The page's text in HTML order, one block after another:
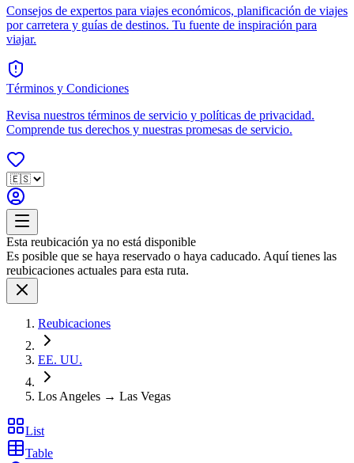
Consejos de expertos para viajes económicos, planificación de viajes
por carretera y guías de destinos. Tu fuente de inspiración para
viajar.
Términos y Condiciones
Revisa nuestros términos de servicio y políticas de privacidad.
Comprende tus derechos y nuestras promesas de servicio.
Esta reubicación ya no está disponible
Es posible que se haya reservado o haya caducado. Aquí tienes las
reubicaciones actuales para esta ruta.
Reubicaciones
EE. UU.
Los Angeles → Las Vegas
List
Table